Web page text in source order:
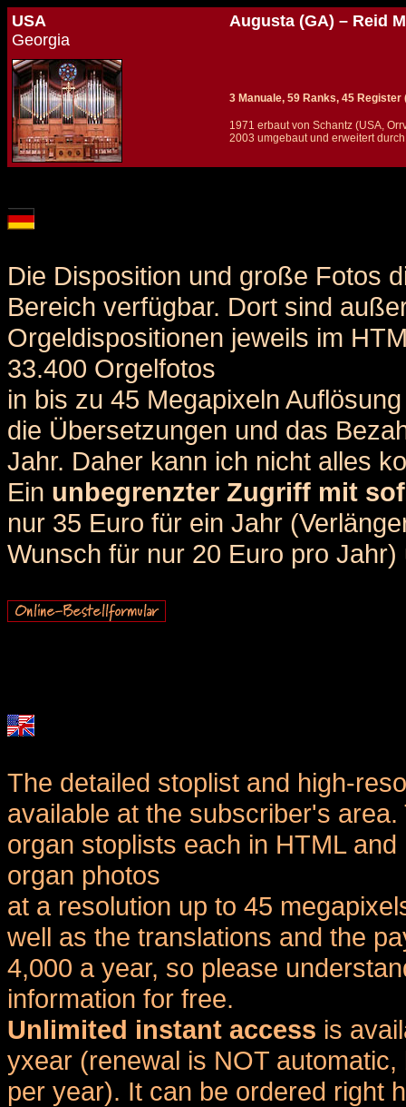
USA
Georgia
Augusta (GA) – Reid
3 Manuale, 59 Ranks, 45 Register
1971 erbaut von Schantz (USA,
2003 umgebaut und erweitert
Die Disposition und große Fotos
Bereich verfügbar. Dort sind
Orgeldispositionen jeweils im
33.400 Orgelfotos
in bis zu 45 Megapixeln
die Übersetzungen und das
Jahr. Daher kann ich nicht alles
Ein unbegrenzter Zugriff mit
nur 35 Euro für ein Jahr
Wunsch für nur 20 Euro pro
The detailed stoplist and high-
available at the subscriber's
organ stoplists each in HTML
organ photos
at a resolution up to 45
well as the translations and the
4,000 a year, so please
information for free.
Unlimited instant access is
yxear (renewal is NOT
per year). It can be ordered right